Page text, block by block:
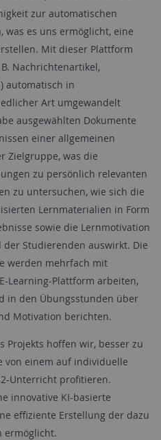
zur automatischen
was es uns ermöglicht, eine
Mit dieser Plattform
Nachrichtenartikel,
automatisch in
Art umgewandelt
ausgewählten Dokumente
einer allgemeinen
Zielgruppe, was die
zu persönlich relevanten
zu untersuchen, wie sich die
Lernmaterialien in Form
sowie die Lernmotivation
Studierenden auswirkt. Die
werden mehrfach mit
Learning-Plattform arbeiten,
in den Übungsstunden über
Motivation berichten.
Projekts hoffen wir, besser zu
von einem auf individuelle
Unterricht profitieren.
innovative KI-basierte
effiziente Erstellung der dazu
ermöglicht.